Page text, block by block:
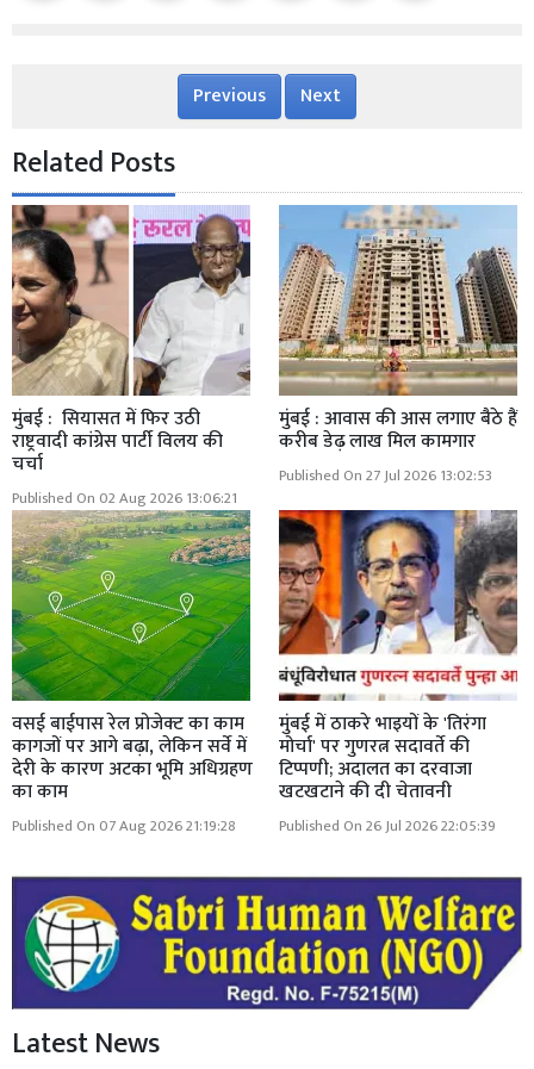
Previous Next
Related Posts
मुंबई : सियासत में फिर उठी
राष्ट्रवादी कांग्रेस पार्टी विलय की
चर्चा
Published On 02 Aug 2026 13:06:21
मुंबई : आवास की आस लगाए बैठे हैं
करीब डेढ़ लाख मिल कामगार
Published On 27 Jul 2026 13:02:53
वसई बाईपास रेल प्रोजेक्ट का काम
कागजों पर आगे बढ़ा, लेकिन सर्वे में
देरी के कारण अटका भूमि अधिग्रहण
का काम
Published On 07 Aug 2026 21:19:28
मुंबई में ठाकरे भाइयों के 'तिरंगा
मोर्चा' पर गुणरत्न सदावर्ते की
टिप्पणी; अदालत का दरवाजा
खटखटाने की दी चेतावनी
Published On 26 Jul 2026 22:05:39
Latest News